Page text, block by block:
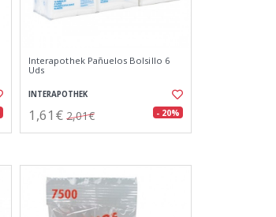
Interapothek Pañuelos Bolsillo 6
Uds
INTERAPOTHEK
1,61€ 2,01€ - 20%